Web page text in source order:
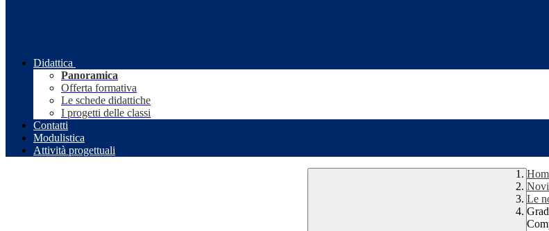
Didattica
Panoramica
Offerta formativa
Le schede didattiche
I progetti delle classi
Contatti
Modulistica
Attività progettuali
Le